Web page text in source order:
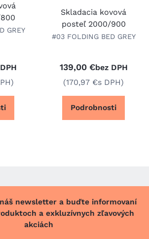
GREY
Skladacia kovová
posteľ 2000/900
#03 FOLDING BED GREY
139,00 €bez DPH
(170,97 €s DPH)
Podrobnosti
newsletter a buďte informovaní
a exkluzívnych zľavových
akciách